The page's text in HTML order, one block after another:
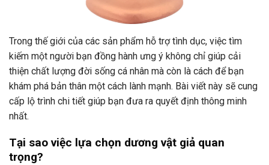
Trong thế giới của các sản phẩm hỗ trợ tình dục, việc tìm
kiếm một người bạn đồng hành ưng ý không chỉ giúp cải
thiện chất lượng đời sống cá nhân mà còn là cách để bạn
khám phá bản thân một cách lành mạnh. Bài viết này sẽ cung
cấp lộ trình chi tiết giúp bạn đưa ra quyết định thông minh
nhất.
Tại sao việc lựa chọn dương vật giả quan
trọng?